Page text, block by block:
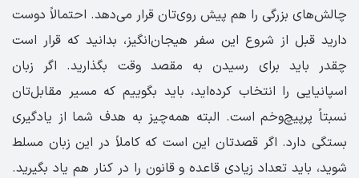
چالش‌های بزرگی را هم پیش روی‌تان قرار می‌دهد. احتمالاً دوست
دارید قبل از شروع این سفر هیجان‌انگیز، بدانید که قرار است
چقدر باید برای رسیدن به مقصد وقت بگذارید. اگر زبان
اسپانیایی را انتخاب کرده‌اید، باید بگوییم که مسیر مقابل‌تان
نسبتاً پرپیچ‌‌وخم است. البته همه‌چیز به هدف شما از یادگیری
بستگی دارد. اگر قصدتان این است که کاملاً در این زبان مسلط
شوید، باید تعداد زیادی قاعده و قانون را در کنار هم یاد بگیرید.